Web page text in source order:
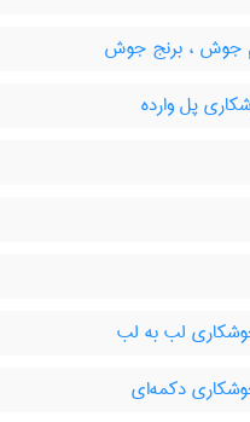
جوش ، برنج جوش
پل وارده
لب به لب
دکمه‌ای